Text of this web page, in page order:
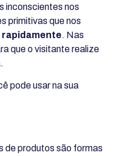
inconscientes nos
primitivas que nos
rapidamente. Nas
que o visitante realize
pode usar na sua
de produtos são formas